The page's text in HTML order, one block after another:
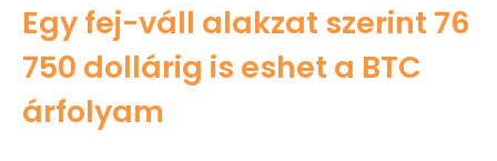
Egy fej-váll alakzat szerint 76
750 dollárig is eshet a BTC
árfolyam